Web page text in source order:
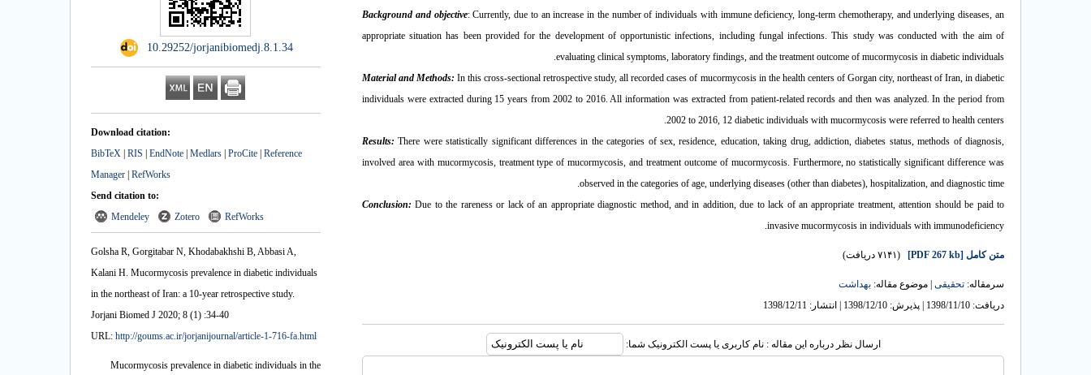
‎ 10.29252/jorjanibiomedj.8.1.34
Download citation:
BibTeX | RIS | EndNote | Medlars | ProCite | Reference
Manager | RefWorks
Send citation to:
Mendeley
Zotero RefWorks
Golsha R, Gorgitabar N, Khodabakhshi B, Abbasi A,
Kalani H. Mucormycosis prevalence in diabetic individuals
in the northeast of Iran: a 10-year retrospective study.
Jorjani Biomed J 2020; 8 (1) :34-40
URL: http://goums.ac.ir/jorjanijournal/article-1-716-fa.html
Mucormycosis prevalence in diabetic individuals in the
Background and objective: Currently, due to an increase in the number of individuals with immune deficiency, long-term chemotherapy, and underlying diseases, an
appropriate situation has been provided for the development of opportunistic infections, including fungal infections. This study was conducted with the aim of
evaluating clinical symptoms, laboratory findings, and the treatment outcome of mucormycosis in diabetic individuals.
Material and Methods: In this cross-sectional retrospective study, all recorded cases of mucormycosis in the health centers of Gorgan city, northeast of Iran, in diabetic
individuals were extracted during 15 years from 2002 to 2016. All information was extracted from patient-related records and then was analyzed. In the period from
2002 to 2016, 12 diabetic individuals with mucormycosis were referred to health centers.
Results: There were statistically significant differences in the categories of sex, residence, education, taking drug, addiction, diabetes status, methods of diagnosis,
involved area with mucormycosis, treatment type of mucormycosis, and treatment outcome of mucormycosis. Furthermore, no statistically significant difference was
observed in the categories of age, underlying diseases (other than diabetes), hospitalization, and diagnostic time.
Conclusion: Due to the rareness or lack of an appropriate diagnostic method, and in addition, due to lack of an appropriate treatment, attention should be paid to
invasive mucormycosis in individuals with immunodeficiency.
متن کامل [PDF 267 kb] (۷۱۴۱ دریافت)
سرمقاله: تحقیقی | موضوع مقاله: بهداشت
دریافت: 1398/11/10 | پذیرش: 1398/12/10 | انتشار: 1398/12/11
ارسال نظر درباره این مقاله : نام کاربری یا پست الکترونیک شما: